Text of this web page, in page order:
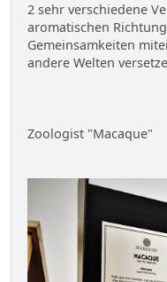
2 sehr verschiedene
aromatischen
Gemeinsamkeiten
andere Welten
Zoologist "Macaque"